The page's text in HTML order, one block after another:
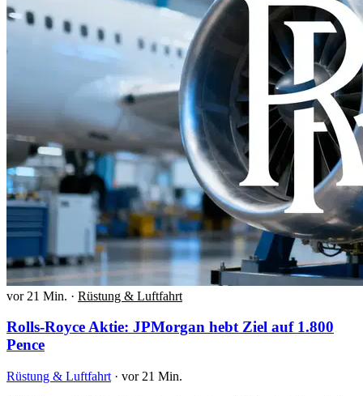
vor 21 Min. · Rüstung & Luftfahrt
Rolls-Royce Aktie: JPMorgan hebt Ziel auf 1.800
Pence
Rüstung & Luftfahrt · vor 21 Min.